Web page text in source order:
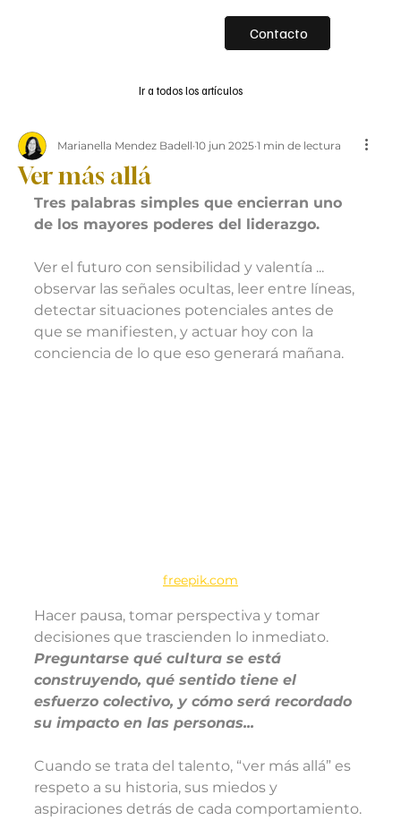
Contacto
Ir a todos los artículos
Ver más allá
Marianella Mendez Badell 10 jun 2025 1 min de lectura
Tres palabras simples que encierran uno
de los mayores poderes del liderazgo.
Ver el futuro con sensibilidad y valentía ...
observar las señales ocultas, leer entre líneas,
detectar situaciones potenciales antes de
que se manifiesten, y actuar hoy con la
conciencia de lo que eso generará mañana.
freepik.com
Hacer pausa, tomar perspectiva y tomar
decisiones que trascienden lo inmediato.
Preguntarse qué cultura se está
construyendo, qué sentido tiene el
esfuerzo colectivo, y cómo será recordado
su impacto en las personas...
Cuando se trata del talento, “ver más allá” es
respeto a su historia, sus miedos y
aspiraciones detrás de cada comportamiento.